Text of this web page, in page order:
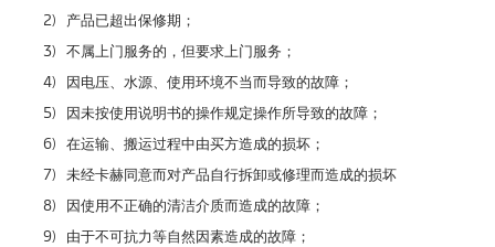
2) 产品已超出保修期；
3) 不属上门服务的，但要求上门服务；
4) 因电压、水源、使用环境不当而导致的故障；
5) 因未按使用说明书的操作规定操作所导致的故障；
6) 在运输、搬运过程中由买方造成的损坏；
7) 未经卡赫同意而对产品自行拆卸或修理而造成的损坏
8) 因使用不正确的清洁介质而造成的故障；
9) 由于不可抗力等自然因素造成的故障；